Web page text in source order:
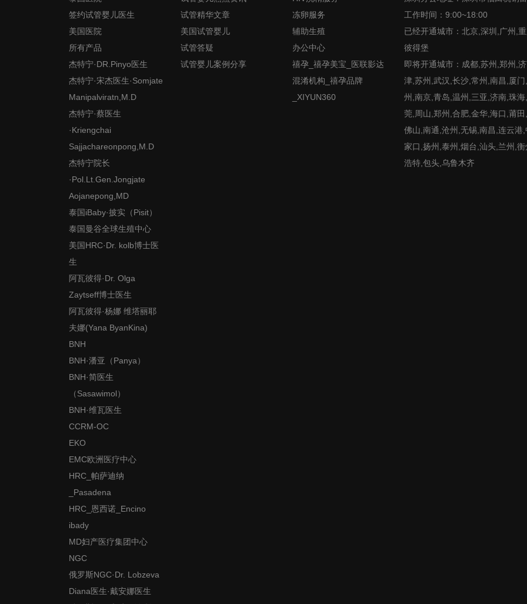
签约试管婴儿医生
美国医院
所有产品
杰特宁·DR.Pinyo医生
杰特宁·宋杰医生·Somjate
Manipalviratn,M.D
杰特宁·蔡医生
·Kriengchai
Sajjachareonpong,M.D
杰特宁院长
·Pol.Lt.Gen.Jongjate
Aojanepong,MD
泰国iBaby·披实（Pisit）
泰国曼谷全球生殖中心
美国HRC·Dr. kolb博士医
生
阿瓦彼得·Dr. Olga
Zaytseff博士医生
阿瓦彼得·杨娜 维塔丽耶
夫娜(Yana ByanKina)
BNH
BNH·潘亚（Panya）
BNH·简医生
（Sasawimol）
BNH·维瓦医生
CCRM-OC
EKO
EMC欧洲医疗中心
HRC_帕萨迪纳
_Pasadena
HRC_恩西诺_Encino
ibady
MD妇产医疗集团中心
NGC
俄罗斯NGC·Dr. Lobzeva
Diana医生·戴安娜医生
试管精华文章
美国试管婴儿
试管答疑
试管婴儿案例分享
冻卵服务
辅助生殖
办公中心
禧孕_禧孕美宝_医联影达
混淆机构_禧孕品牌
_XIYUN360
工作时间：9:00~18:00
已经开通城市：北京,深圳,广州,
彼得堡
即将开通城市：成都,苏州,郑州,
津,苏州,武汉,长沙,常州,南昌,厦
州,南京,青岛,温州,三亚,济南,珠
莞,周山,郑州,合肥,金华,海口,莆
佛山,南通,沧州,无锡,南昌,连云港
家口,扬州,泰州,烟台,汕头,兰州,
浩特,包头,乌鲁木齐